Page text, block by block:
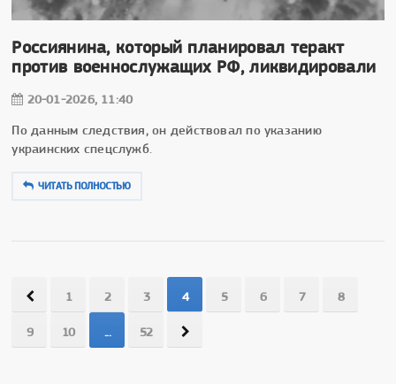
Россиянина, который планировал теракт
против военнослужащих РФ, ликвидировали
20-01-2026, 11:40
По данным следствия, он действовал по указанию
украинских спецслужб.
ЧИТАТЬ ПОЛНОСТЬЮ
1 2 3 4 5 6 7 8
9 10 ... 52